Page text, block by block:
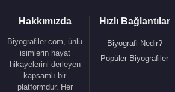
2006-2010 - El-Mukâvilûn'ül-Arab
Profesyonel Futbol Kariyeri
2010-2012 - El-Mukâvilûn'ül-Arab
Hakkımızda
Biyografiler.com, ünlü
isimlerin hayat
hikayelerini derleyen
kapsamlı bir
platformdur. Her
Hızlı Bağlantılar
Biyografi Nedir?
Popüler Biyografiler